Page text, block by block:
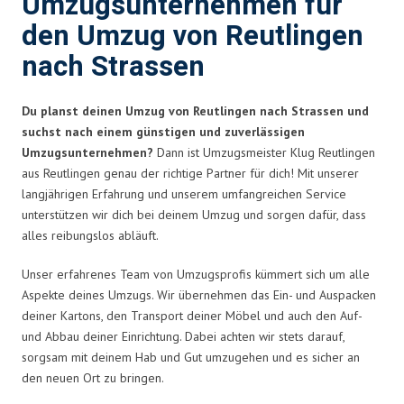
den Umzug von Reutlingen
nach Strassen
Du planst deinen Umzug von Reutlingen nach Strassen und
suchst nach einem günstigen und zuverlässigen
Umzugsunternehmen? Dann ist Umzugsmeister Klug Reutlingen
aus Reutlingen genau der richtige Partner für dich! Mit unserer
langjährigen Erfahrung und unserem umfangreichen Service
unterstützen wir dich bei deinem Umzug und sorgen dafür, dass
alles reibungslos abläuft.
Unser erfahrenes Team von Umzugsprofis kümmert sich um alle
Aspekte deines Umzugs. Wir übernehmen das Ein- und Auspacken
deiner Kartons, den Transport deiner Möbel und auch den Auf-
und Abbau deiner Einrichtung. Dabei achten wir stets darauf,
sorgsam mit deinem Hab und Gut umzugehen und es sicher an
den neuen Ort zu bringen.